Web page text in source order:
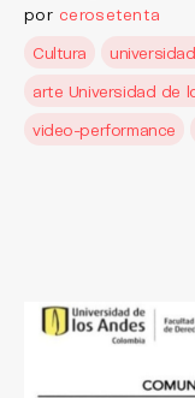
por cerosetenta
Cultura
arte Universidad de
video-performance